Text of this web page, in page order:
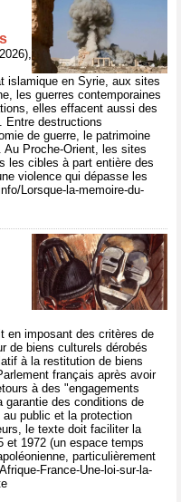
islamique en Syrie, aux sites
les guerres contemporaines
elles effacent aussi des
Entre destructions
de guerre, le patrimoine
Proche-Orient, les sites
les cibles à part entière des
violence qui dépasse les
Lorsque-la-memoire-du-
en imposant des critères de
de biens culturels dérobés
à la restitution de biens
français après avoir
à des "engagements
garantie des conditions de
public et la protection
le texte doit faciliter la
1972 (un espace temps
particulièrement
France-Une-loi-sur-la-